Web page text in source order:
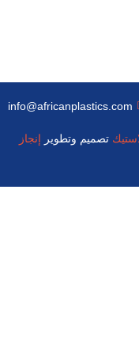
تصميم وتطوير إنجاز
info@africanplastics.com